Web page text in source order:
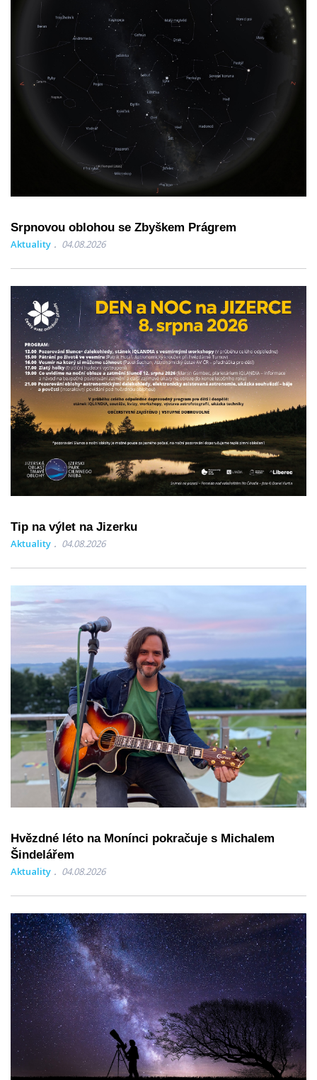
Srpnovou oblohou se Zbyškem Prágrem
Aktuality 04.08.2026
Tip na výlet na Jizerku
Aktuality 04.08.2026
Hvězdné léto na Monínci pokračuje s Michalem
Šindelářem
Aktuality 04.08.2026